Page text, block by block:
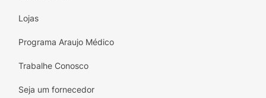
Lojas
Programa Araujo Médico
Trabalhe Conosco
Seja um fornecedor